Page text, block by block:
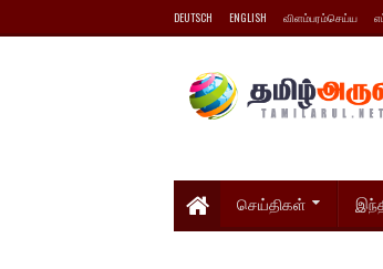
DEUTSCH ENGLISH விளம்பரம்செய்ய
செய்திகள்